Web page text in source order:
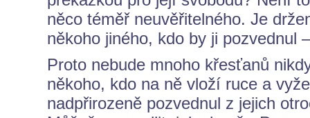
něco téměř neuvěřitelného. Je
někoho jiného, kdo by ji pozvednul
Proto nebude mnoho křesťanů
někoho, kdo na ně vloží ruce a
nadpřirozeně pozvednul z jejich